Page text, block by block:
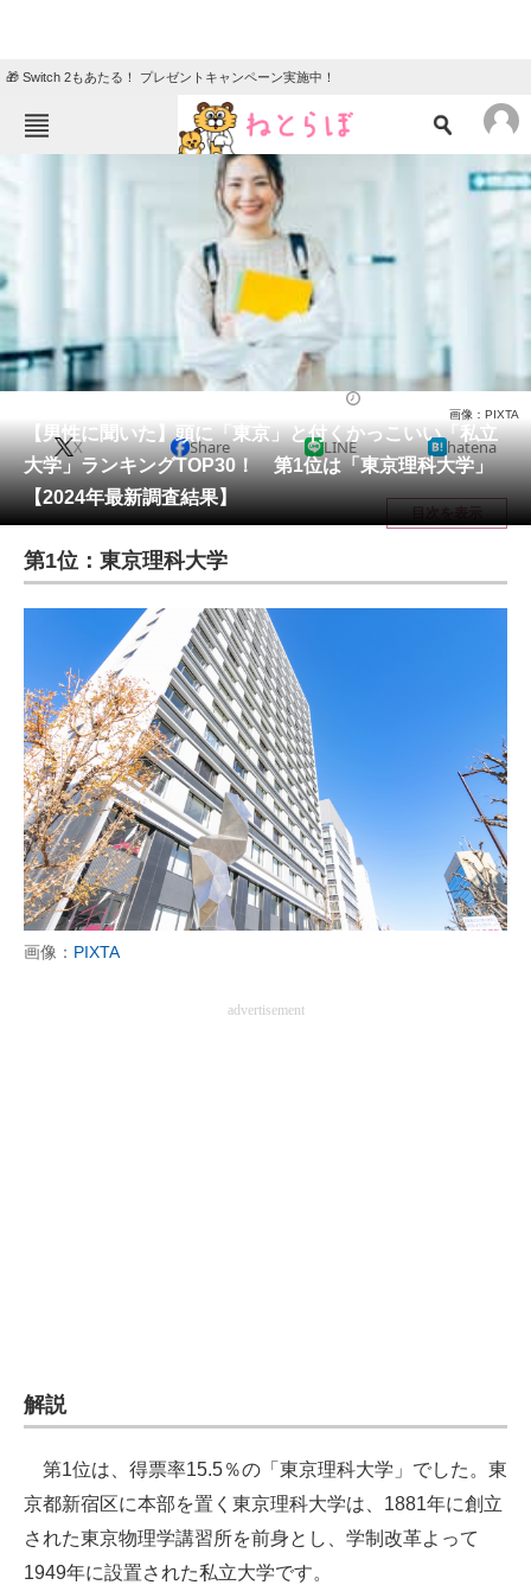
🎁 Switch 2もあたる！ プレゼントキャンペーン実施中！
ニュース
クイズ
地域
住まい 教育・育児
動物 リサーチ
会員記事
メディア
注目記事を集めた総合ページ
ITの今と未来を見通す
スマホと通信の最新トレンド
進化するPCとデバイスの未来
好きが集まる 比べて選べる
ビジネスと働き方のヒント
AI活用のいまが分かる
企業ITのトレンドを詳説
エネルギーの専門メディア
ちょっと気になるネットの話題
【男性に聞いた】頭に「東京」と付くかっこいい「私立
大学」ランキングTOP30！ 第1位は「東京理科大学」
【2024年最新調査結果】
画像：PIXTA
X Share LINE hatena
目次を表示
第1位：東京理科大学
画像： PIXTA
advertisement
解説
第1位は、得票率15.5％の「東京理科大学」でした。東
京都新宿区に本部を置く東京理科大学は、1881年に創立
された東京物理学講習所を前身とし、学制改革よって
1949年に設置された私立大学です。